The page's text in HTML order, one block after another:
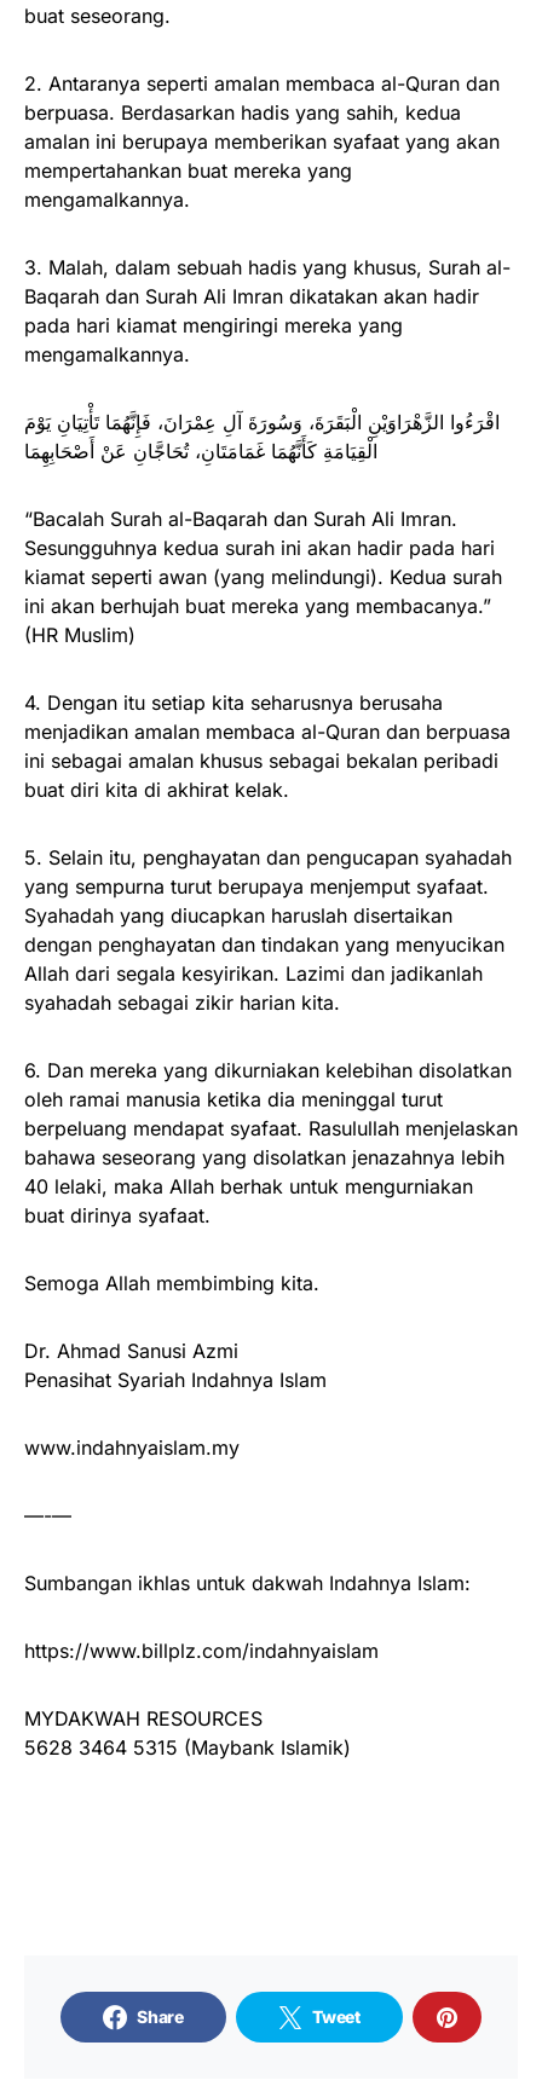
buat seseorang.
2. Antaranya seperti amalan membaca al-Quran dan
berpuasa. Berdasarkan hadis yang sahih, kedua
amalan ini berupaya memberikan syafaat yang akan
mempertahankan buat mereka yang
mengamalkannya.
3. Malah, dalam sebuah hadis yang khusus, Surah al-
Baqarah dan Surah Ali Imran dikatakan akan hadir
pada hari kiamat mengiringi mereka yang
mengamalkannya.
اقْرَءُوا الزَّهْرَاوَيْنِ الْبَقَرَةَ، وَسُورَةَ آلِ عِمْرَانَ، فَإِنَّهُمَا تَأْتِيَانِ يَوْمَ
الْقِيَامَةِ كَأَنَّهُمَا غَمَامَتَانِ، تُحَاجَّانِ عَنْ أَصْحَابِهِمَا
“Bacalah Surah al-Baqarah dan Surah Ali Imran.
Sesungguhnya kedua surah ini akan hadir pada hari
kiamat seperti awan (yang melindungi). Kedua surah
ini akan berhujah buat mereka yang membacanya.”
(HR Muslim)
4. Dengan itu setiap kita seharusnya berusaha
menjadikan amalan membaca al-Quran dan berpuasa
ini sebagai amalan khusus sebagai bekalan peribadi
buat diri kita di akhirat kelak.
5. Selain itu, penghayatan dan pengucapan syahadah
yang sempurna turut berupaya menjemput syafaat.
Syahadah yang diucapkan haruslah disertaikan
dengan penghayatan dan tindakan yang menyucikan
Allah dari segala kesyirikan. Lazimi dan jadikanlah
syahadah sebagai zikir harian kita.
6. Dan mereka yang dikurniakan kelebihan disolatkan
oleh ramai manusia ketika dia meninggal turut
berpeluang mendapat syafaat. Rasulullah menjelaskan
bahawa seseorang yang disolatkan jenazahnya lebih
40 lelaki, maka Allah berhak untuk mengurniakan
buat dirinya syafaat.
Semoga Allah membimbing kita.
Dr. Ahmad Sanusi Azmi
Penasihat Syariah Indahnya Islam
www.indahnyaislam.my
—-—
Sumbangan ikhlas untuk dakwah Indahnya Islam:
https://www.billplz.com/indahnyaislam
MYDAKWAH RESOURCES
5628 3464 5315 (Maybank Islamik)
Share Tweet